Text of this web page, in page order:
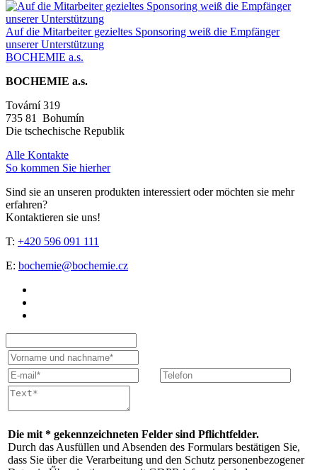
Auf die Mitarbeiter gezieltes Sponsoring weiß die Empfänger
unserer Unterstützung
BOCHEMIE a.s.
BOCHEMIE a.s.
Tovární 319
735 81 Bohumín
Die tschechische Republik
Alle Kontakte
So kommen Sie hierher
Sind sie an unseren produkten interessiert oder möchten sie mehr
erfahren?
Kontaktieren sie uns!
T: +420 596 091 111
E: bochemie@bochemie.cz
Die mit * gekennzeichneten Felder sind Pflichtfelder.
Durch das Ausfüllen und Absenden des Formulars bestätigen Sie,
dass Sie über die Verarbeitung und den Schutz personenbezogener